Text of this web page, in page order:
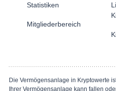
Statistiken
Mitgliederbereich
Die Vermögensanlage in Kryptowerte
Ihrer Vermögensanlage kann fallen